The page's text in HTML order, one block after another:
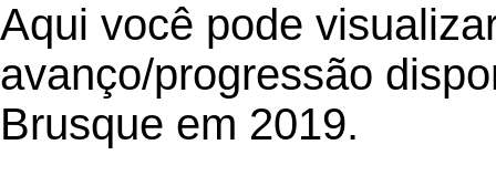
Aqui você pode
avanço/progressão
Brusque em 2019.